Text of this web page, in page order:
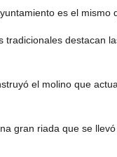
es el mismo
tradicionales destacan
el molino que
gran riada que se